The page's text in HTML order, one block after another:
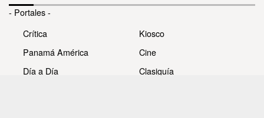
- Portales -
Crítica
Panamá América
Día a Día
Kiosco
Cine
Clasiguía